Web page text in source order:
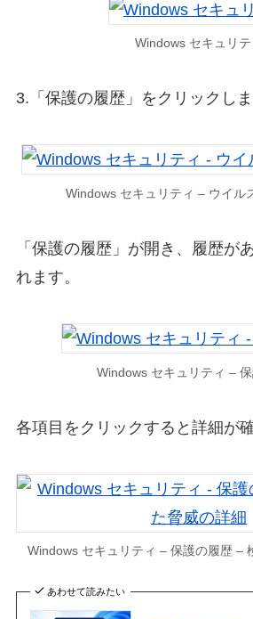
Windows セキュリテ
3.「保護の履歴」をクリックしま
Windows セキュリティ – ウイル
「保護の履歴」が開き、履歴が
れます。
Windows セキュリティ –
各項目をクリックすると詳細が
Windows セキュリティ – 保護の履歴 –
あわせて読みたい